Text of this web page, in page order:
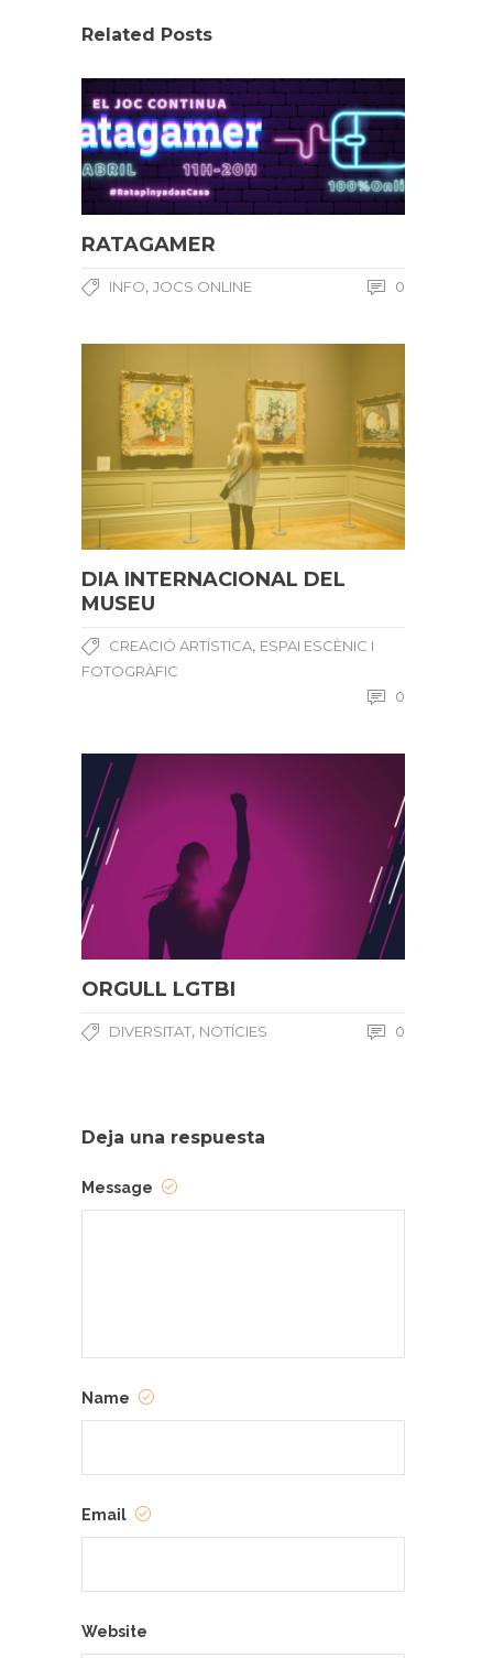
Related Posts
RATAGAMER
INFO, JOCS ONLINE 0
DIA INTERNACIONAL DEL
MUSEU
CREACIÓ ARTÍSTICA, ESPAI ESCÈNIC I
FOTOGRÀFIC
0
ORGULL LGTBI
DIVERSITAT, NOTÍCIES 0
Deja una respuesta
Message
Name
Email
Website